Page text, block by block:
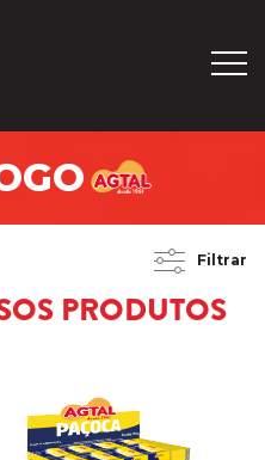
Filtrar
PRODUTOS